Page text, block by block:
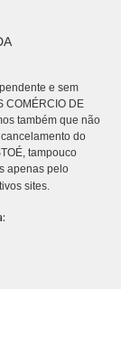
e sem
COMÉRCIO DE
também que não
do
tampouco
apenas pelo
sites.